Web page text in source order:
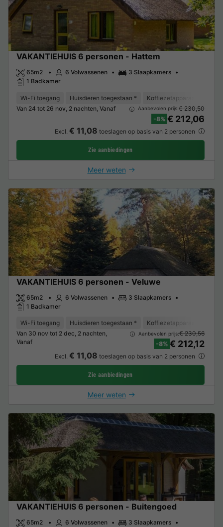
VAKANTIEHUIS 6 personen - Hattem
65m2 6 Volwassenen
3 Slaapkamers
1 Badkamer
Wi-Fi toegang Huisdieren toegestaan * Koffiezetapparaat
Van 24 tot 26 nov, 2 nachten, Vanaf
Aanbevolen prijs:€ 230,50
-8% € 212,06
Excl. € 11,08 toeslagen op basis van 2 personen
Zie aanbiedingen
Meer weten
VAKANTIEHUIS 6 personen - Veluwe
65m2 6 Volwassenen
3 Slaapkamers
1 Badkamer
Wi-Fi toegang Huisdieren toegestaan * Koffiezetapparaat
Van 30 nov tot 2 dec, 2 nachten,
Vanaf
Aanbevolen prijs:€ 230,56
-8% € 212,12
Excl. € 11,08 toeslagen op basis van 2 personen
Zie aanbiedingen
Meer weten
VAKANTIEHUIS 6 personen - Buitengoed
65m2 6 Volwassenen
3 Slaapkamers